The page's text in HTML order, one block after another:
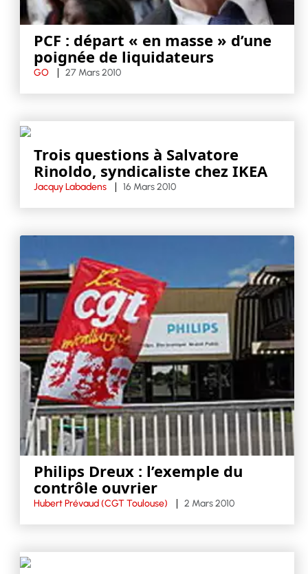
PCF : départ « en masse » d’une
poignée de liquidateurs
GO 27 Mars 2010
Trois questions à Salvatore
Rinoldo, syndicaliste chez IKEA
Jacquy Labadens 16 Mars 2010
Philips Dreux : l’exemple du
contrôle ouvrier
Hubert Prévaud (CGT Toulouse) 2 Mars 2010